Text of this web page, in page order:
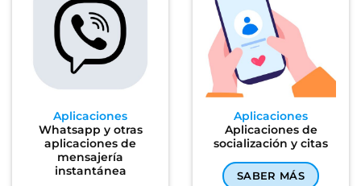
Aplicaciones
Whatsapp y otras
aplicaciones de
mensajería
instantánea
Aplicaciones
Aplicaciones de
socialización y citas
SABER MÁS